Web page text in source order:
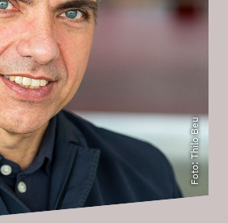
Foto: Thilo Beu